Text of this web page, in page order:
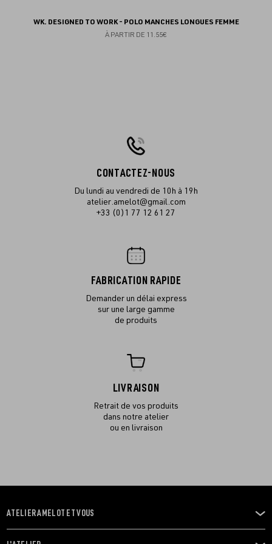
WK. DESIGNED TO WORK - POLO MANCHES LONGUES FEMME
À PARTIR DE 11.55€
CONTACTEZ-NOUS
Du lundi au vendredi de 10h à 19h
atelier.amelot@gmail.com
+33 (0)1 77 12 61 27
FABRICATION RAPIDE
Demander un délai express
sur une large gamme
de produits
LIVRAISON
Retrait de vos produits
dans notre atelier
ou en livraison
OUVRIR
LE
ATELIER AMELOT ET VOUS